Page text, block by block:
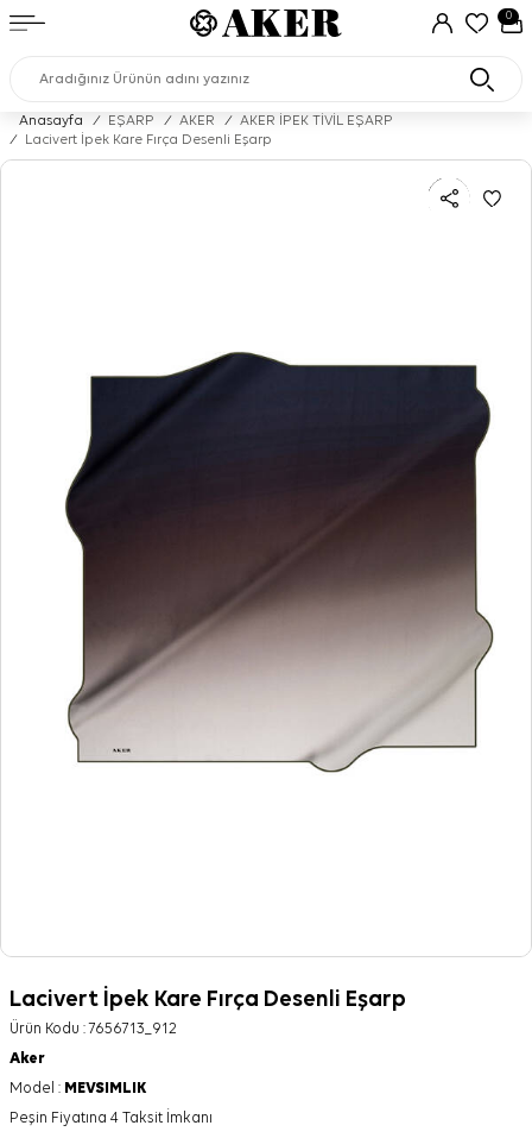
0
Anasayfa / EŞARP / AKER /
AKER İPEK TİVİL EŞARP
/
Lacivert İpek Kare Fırça Desenli Eşarp
Lacivert İpek Kare Fırça Desenli Eşarp
Ürün Kodu :7656713_912
Aker
Model : MEVSIMLIK
Peşin Fiyatına 4 Taksit İmkanı